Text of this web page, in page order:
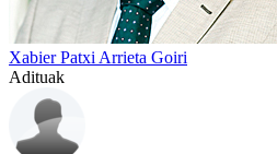
Xabier Patxi Arrieta Goiri
Adituak